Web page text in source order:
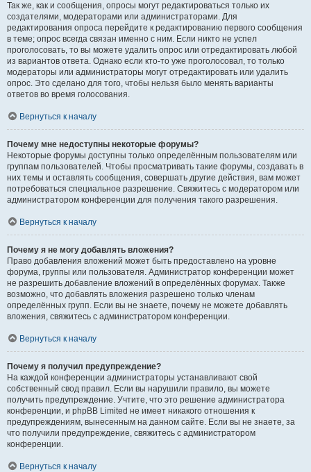
Так же, как и сообщения, опросы могут редактироваться только их
создателями, модераторами или администраторами. Для
редактирования опроса перейдите к редактированию первого сообщения
в теме; опрос всегда связан именно с ним. Если никто не успел
проголосовать, то вы можете удалить опрос или отредактировать любой
из вариантов ответа. Однако если кто-то уже проголосовал, то только
модераторы или администраторы могут отредактировать или удалить
опрос. Это сделано для того, чтобы нельзя было менять варианты
ответов во время голосования.
Вернуться к началу
Почему мне недоступны некоторые форумы?
Некоторые форумы доступны только определённым пользователям или
группам пользователей. Чтобы просматривать такие форумы, создавать в
них темы и оставлять сообщения, совершать другие действия, вам может
потребоваться специальное разрешение. Свяжитесь с модератором или
администратором конференции для получения такого разрешения.
Вернуться к началу
Почему я не могу добавлять вложения?
Право добавления вложений может быть предоставлено на уровне
форума, группы или пользователя. Администратор конференции может
не разрешить добавление вложений в определённых форумах. Также
возможно, что добавлять вложения разрешено только членам
определённых групп. Если вы не знаете, почему не можете добавлять
вложения, свяжитесь с администратором конференции.
Вернуться к началу
Почему я получил предупреждение?
На каждой конференции администраторы устанавливают свой
собственный свод правил. Если вы нарушили правило, вы можете
получить предупреждение. Учтите, что это решение администратора
конференции, и phpBB Limited не имеет никакого отношения к
предупреждениям, вынесенным на данном сайте. Если вы не знаете, за
что получили предупреждение, свяжитесь с администратором
конференции.
Вернуться к началу